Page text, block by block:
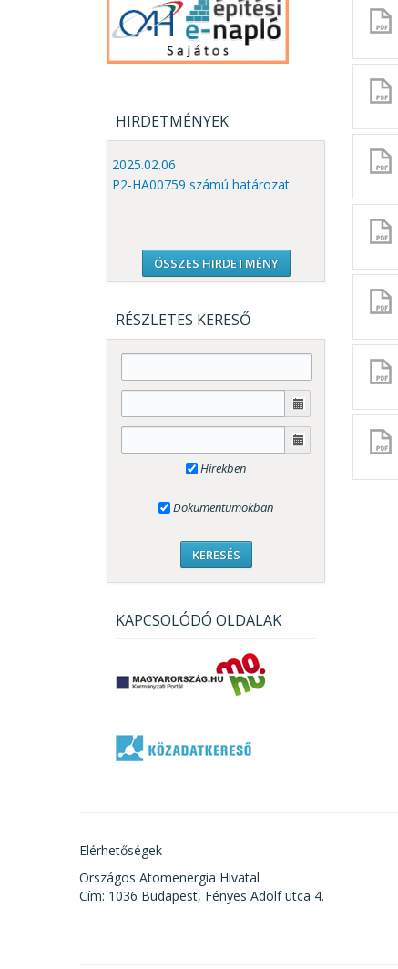
HIRDETMÉNYEK
2025.02.06
P2-HA00759 számú határozat
ÖSSZES HIRDETMÉNY
RÉSZLETES KERESŐ
Hírekben
Dokumentumokban
KAPCSOLÓDÓ OLDALAK
Elérhetőségek
Országos Atomenergia Hivatal
Cím: 1036 Budapest, Fényes Adolf utca 4.